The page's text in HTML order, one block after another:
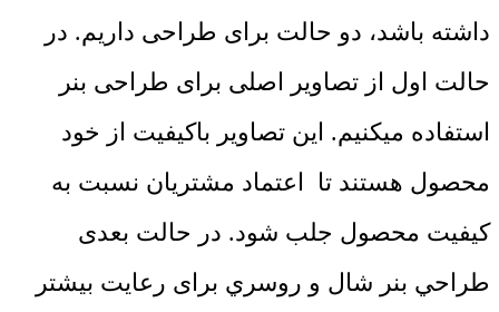
داشته باشد، دو حالت برای طراحی داریم. در
حالت اول از تصاویر اصلی برای طراحی بنر
استفاده میکنیم. این تصاویر باکیفیت از خود
محصول هستند تا اعتماد مشتریان نسبت به
کیفیت محصول جلب شود. در حالت بعدی
طراحي بنر شال و روسري برای رعایت بیشتر